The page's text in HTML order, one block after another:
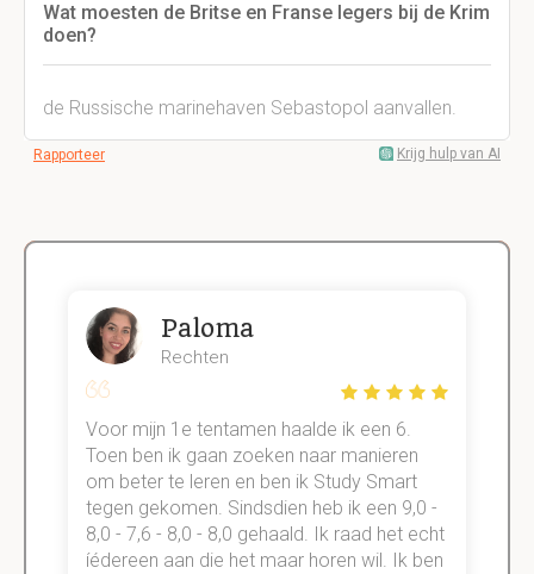
Wat moesten de Britse en Franse legers bij de Krim
doen?
de Russische marinehaven Sebastopol aanvallen.
Rapporteer Krijg hulp van AI
Paloma
Rechten
Voor mijn 1e tentamen haalde ik een 6.
Toen ben ik gaan zoeken naar manieren
om beter te leren en ben ik Study Smart
tegen gekomen. Sindsdien heb ik een 9,0 -
8,0 - 7,6 - 8,0 - 8,0 gehaald. Ik raad het echt
íédereen aan die het maar horen wil. Ik ben